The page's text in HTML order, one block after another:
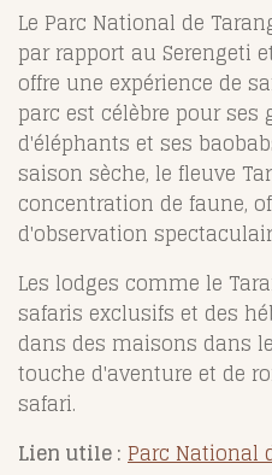
Le Parc National de
par rapport au Serengeti
offre une expérience de
parc est célèbre pour
d'éléphants et ses
saison sèche, le fleuve
concentration de faune,
d'observation
Les lodges comme le
safaris exclusifs et des
dans des maisons dans
touche d'aventure et de
safari.
Lien utile : Parc National